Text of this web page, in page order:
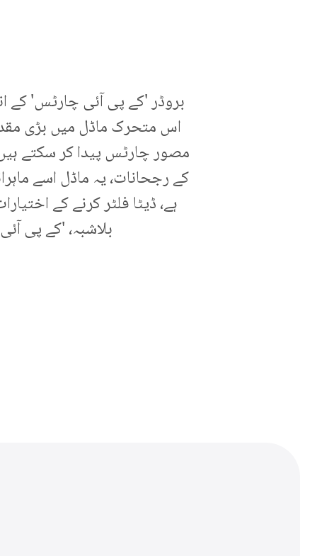
بروڈر 'کے پی آئی چارٹس' کے
اس متحرک ماڈل میں بڑی
مصور چارٹس پیدا کر سکتے
کے رجحانات، یہ ماڈل اسے
ہے، ڈیٹا فلٹر کرنے کے
بلاشبہ، 'کے پی